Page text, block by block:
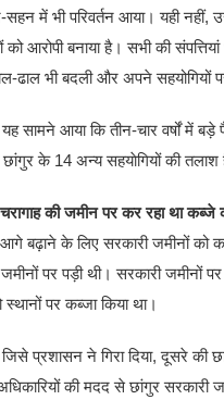
सहन में भी परिवर्तन आया। यही
आरोपी बनाया है। सभी की
ढाल भी बदली और अपने सहयोगियों
सामने आया कि तीन-चार वर्षों में
छांगुर के 14 अन्य सहयाेगियों की
की जमीन पर कर रहा था कब्जे
बढ़ाने के लिए सरकारी जमीनों को
जमीनों पर पड़ी थी। सरकारी जमीनों
पर कब्जा किया था।
प्रशासन ने गिरा दिया, दूसरे की
की मदद से छांगुर